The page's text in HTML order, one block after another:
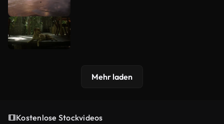
Mehr laden
Kostenlose Stockvideos